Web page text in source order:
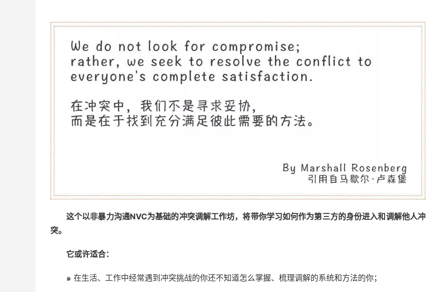
这个以非暴力沟通NVC为基础的冲突调解工作坊，将带你学习如何作为第三方的身份进入和调解他人冲
突。
它或许适合：
๑ 在生活、工作中经常遇到冲突挑战的你还不知道怎么掌握、梳理调解的系统和方法的你；